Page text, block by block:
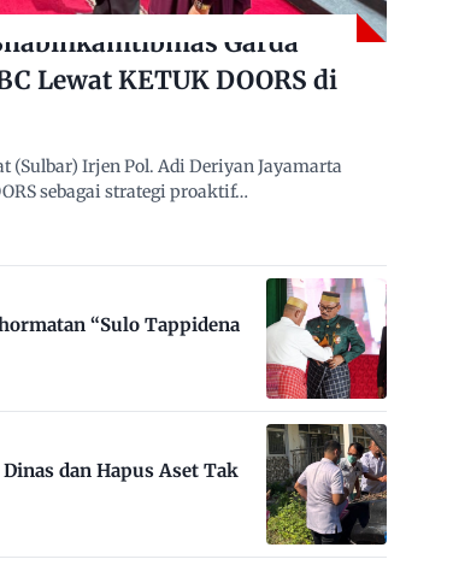
Garda
Lewat KETUK DOORS di
(Sulbar) Irjen Pol. Adi Deriyan Jayamarta
sebagai strategi proaktif…
“Sulo Tappidena
dan Hapus Aset Tak